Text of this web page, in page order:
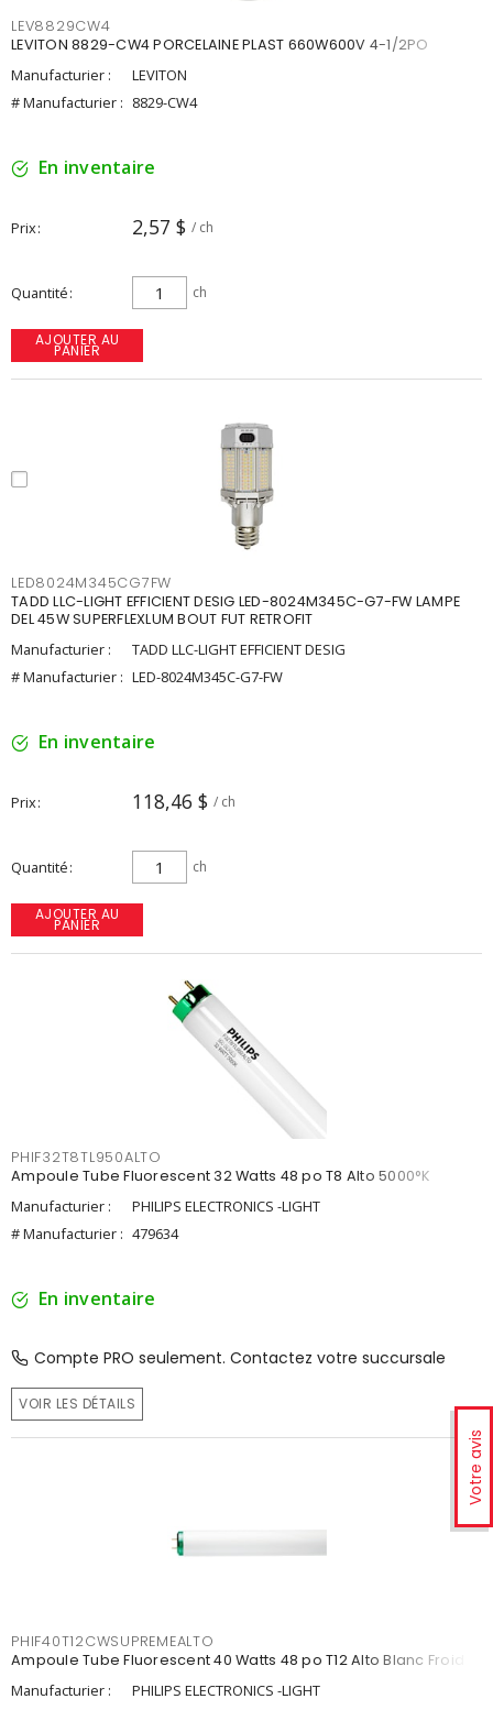
Votre avis
LEV8829CW4
LEVITON 8829-CW4 PORCELAINE PLAST 660W600V 4-1/2PO
Manufacturier :
LEVITON
# Manufacturier : 8829-CW4
En inventaire
Prix 2,57 $ / ch
Quantité ch
AJOUTER AU
PANIER
LED8024M345CG7FW
TADD LLC-LIGHT EFFICIENT DESIG LED-8024M345C-G7-FW LAMPE
DEL 45W SUPERFLEXLUM BOUT FUT RETROFIT
Manufacturier :
TADD LLC-LIGHT EFFICIENT DESIG
# Manufacturier : LED-8024M345C-G7-FW
En inventaire
Prix 118,46 $ / ch
Quantité ch
AJOUTER AU
PANIER
PHIF32T8TL950ALTO
Ampoule Tube Fluorescent 32 Watts 48 po T8 Alto 5000°K
Manufacturier :
PHILIPS ELECTRONICS -LIGHT
# Manufacturier : 479634
En inventaire
Compte PRO seulement. Contactez votre succursale
VOIR LES DÉTAILS
PHIF40T12CWSUPREMEALTO
Ampoule Tube Fluorescent 40 Watts 48 po T12 Alto Blanc Froid
Manufacturier :
PHILIPS ELECTRONICS -LIGHT